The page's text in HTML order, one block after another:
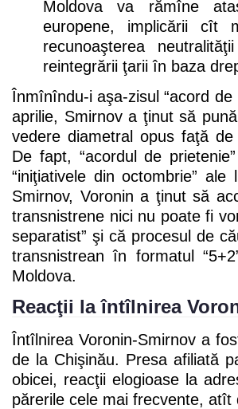
Moldova va rămîne
europene, implicării cît
recunoaşterea
reintegrării ţarii în baza
Înmînîndu-i aşa-zisul “acord
aprilie, Smirnov a ţinut să
vedere diametral opus faţă
De fapt, “acordul de
“iniţiativele din octombrie”
Smirnov, Voronin a ţinut să
transnistrene nici nu poate fi
separatist” şi că procesul de
transnistrean în formatul
Moldova.
Reacţii la întîlnirea
Întîlnirea Voronin-Smirnov a
de la Chişinău. Presa afiliată
obicei, reacţii elogioase la
părerile cele mai frecvente,